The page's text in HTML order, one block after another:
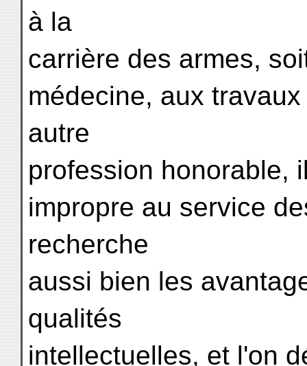
à la
carrière des armes,
médecine, aux
autre
profession honorable,
impropre au service
recherche
aussi bien les
qualités
intellectuelles, et l'on